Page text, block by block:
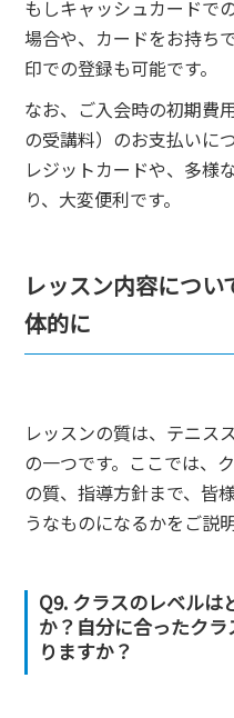
もしキャッシュカードで
場合や、カードをお持ち
印での登録も可能です。
なお、ご入会時の初期費
の受講料）のお支払いに
レジットカードや、多様
り、大変便利です。
レッスン内容につ
体的に
レッスンの質は、テニス
の一つです。ここでは、
の質、指導方針まで、皆
うなものになるかをご説
Q9. クラスのレベルは
か？自分に合ったク
りますか？